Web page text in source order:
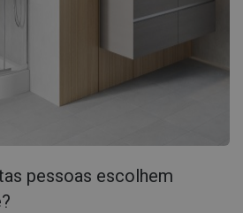
pessoas escolhem